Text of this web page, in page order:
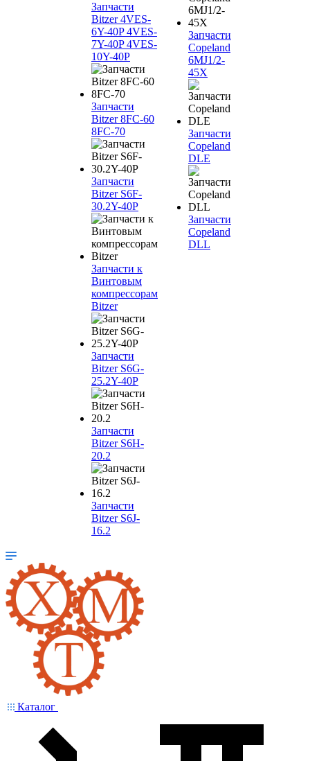
Запчасти
Bitzer 4VES-
6Y-40P 4VES-
7Y-40P 4VES-
10Y-40P
Запчасти
Bitzer 8FC-60
8FC-70
Запчасти
Bitzer S6F-
30.2Y-40P
Запчасти к
Винтовым
компрессорам
Bitzer
Запчасти
Bitzer S6G-
25.2Y-40P
Запчасти
Bitzer S6H-
20.2
Запчасти
Bitzer S6J-
16.2
Запчасти
Copeland
6MJ1/2-
45X
Запчасти
Copeland
DLE
Запчасти
Copeland
DLL
Каталог